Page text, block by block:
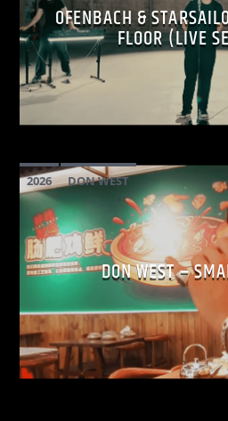
OFENBACH &
FLOOR (LIVE
2026
DON WEST
MAINSQUARE FESTIVAL 2026
POP
DON WEST –